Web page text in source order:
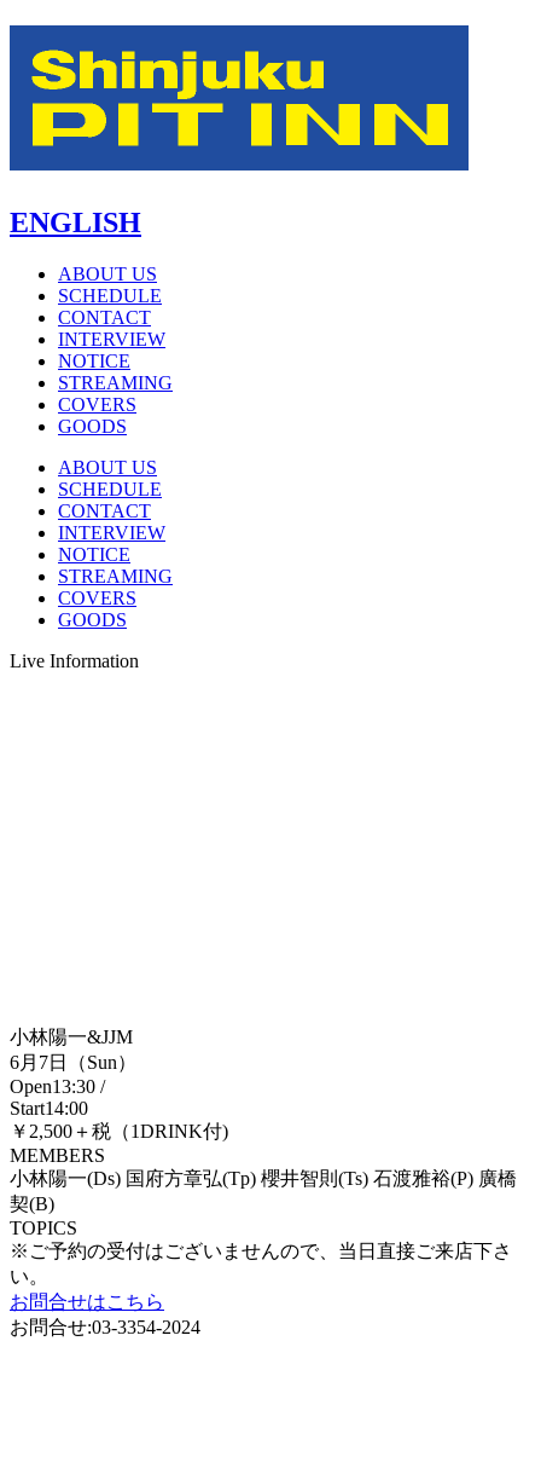
ENGLISH
ABOUT US
SCHEDULE
CONTACT
INTERVIEW
NOTICE
STREAMING
COVERS
GOODS
ABOUT US
SCHEDULE
CONTACT
INTERVIEW
NOTICE
STREAMING
COVERS
GOODS
Live Information
小林陽一&JJM
6月7日（Sun）
Open13:30 /
Start14:00
￥2,500＋税（1DRINK付)
MEMBERS
小林陽一(Ds) 国府方章弘(Tp) 櫻井智則(Ts) 石渡雅裕(P) 廣橋
契(B)
TOPICS
※ご予約の受付はございませんので、当日直接ご来店下さ
い。
お問合せはこちら
お問合せ:03-3354-2024